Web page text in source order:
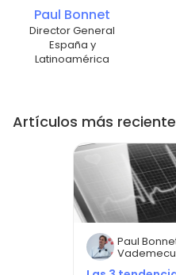
Paul Bonnet
Director General
España y
Latinoamérica
Artículos más
Paul